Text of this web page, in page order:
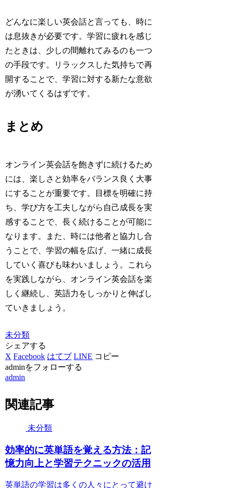
どんなに楽しい英会話と言っても、時に
は息抜きが必要です。学習に疲れを感じ
たときは、少しの間離れてみるのも一つ
の手段です。リラックスした気持ちで再
開することで、学習に対する新たな意欲
が湧いてくるはずです。
まとめ
オンライン英会話を飽きずに続けるため
には、楽しさと効率をバランス良く大事
にすることが重要です。目標を明確に持
ち、学び方を工夫しながら自己成長を実
感することで、長く続けることが可能に
なります。また、時には他者と協力し合
うことで、学習の幅を広げ、一緒に成長
していく喜びも味わいましょう。これら
を実践しながら、オンライン英会話を楽
しく継続し、英語力をしっかりと伸ばし
ていきましょう。
未分類
シェアする
X Facebook はてブ LINE コピー
adminをフォローする
admin
関連記事
未分類
効率的に英単語を覚える方法：記
憶力向上と学習テクニックの活用
英単語の学習は多くの人々にとって避け